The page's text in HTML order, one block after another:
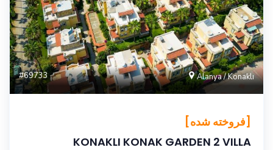
Alanya / Konaklı
#69733
[فروخته شده]
KONAKLI KONAK GARDEN 2 VILLA